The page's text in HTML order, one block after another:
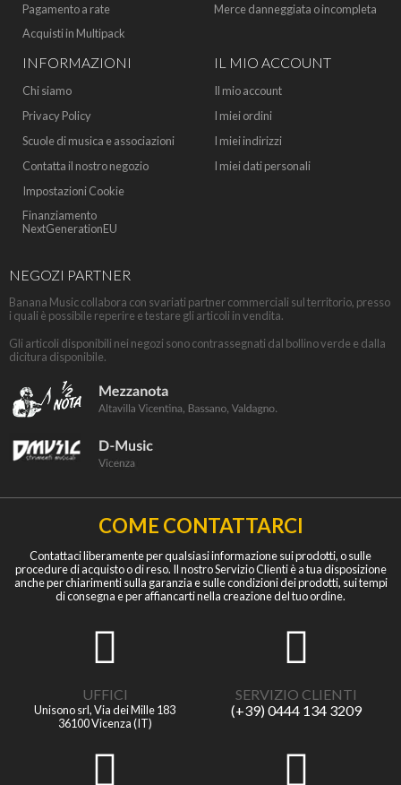
Pagamento a rate
Acquisti in Multipack
Merce danneggiata o incompleta
INFORMAZIONI
Chi siamo
Privacy Policy
Scuole di musica e associazioni
Contatta il nostro negozio
Impostazioni Cookie
Finanziamento
NextGenerationEU
IL MIO ACCOUNT
Il mio account
I miei ordini
I miei indirizzi
I miei dati personali
NEGOZI PARTNER
Banana Music collabora con svariati partner commerciali sul territorio, presso
i quali è possibile reperire e testare gli articoli in vendita.
Gli articoli disponibili nei negozi sono contrassegnati dal bollino verde e dalla
dicitura disponibile.
COME CONTATTARCI
Contattaci liberamente per qualsiasi informazione sui prodotti, o sulle
procedure di acquisto o di reso. Il nostro Servizio Clienti è a tua disposizione
anche per chiarimenti sulla garanzia e sulle condizioni dei prodotti, sui tempi
di consegna e per affiancarti nella creazione del tuo ordine.
UFFICI
Unisono srl, Via dei Mille 183
36100 Vicenza (IT)
SERVIZIO CLIENTI
(+39) 0444 134 3209